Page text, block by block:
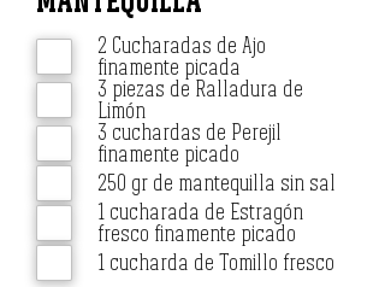
2 Cucharadas de Ajo
finamente picada
3 piezas de Ralladura de
Limón
3 cuchardas de Perejil
finamente picado
250 gr de mantequilla sin sal
1 cucharada de Estragón
fresco finamente picado
1 cucharda de Tomillo fresco